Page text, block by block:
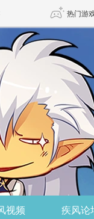
热门游
传奇4
剑网3旗舰版 新天龙八
由 诛仙世界 新仙侠5
视频 疾风论